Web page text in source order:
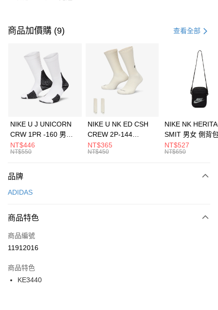
信用卡一次付款
3 期 0 利率 每期 21家銀行
合作金庫商業銀行
第一商業銀行
華南商業銀行
彰化商業銀行
上海商業儲蓄銀行
元大商業銀行
台灣樂天信用卡公司
Apple Pay
全盈+PAY
AFTEE先享後付
【關於「AFTEE先享後付」】
便利好安心！
３．安心：先確認商品／服務後，再付款。
【「AFTEE先享後付」結帳流程】
１．於結帳方式選擇「AFTEE先享後付」後，將跳轉至「AFTEE先享後付」
２．訂單成立數日內，您將收到繳費通知簡訊。
３．收到繳費通知簡訊後14天內，點擊此簡訊中的連結，可透過四大超商／
ATM／網路銀行／等多元方式進行付款，方視為交易完成。
運送方式
每筆NT$100，滿NT$1,500(含以上)免運費
宅配
每筆NT$100，滿NT$1,500(含以上)免運費
付款後門市自取
每筆NT$100，滿NT$1,500(含以上)免運費
商品加價購 (9) 查看全部
NIKE U J UNICORN
CRW 1PR -160 男女
中統襪 FZ3393100
NT$446
NT$550
NIKE U NK ED CSH
CREW 2P-144
EMBRDY 男女 短統襪
FZ3073133
NT$365
NT$450
NIKE NK
SMIT 男女 側背
BA5871010
NT$527
NT$650
品牌
ADIDAS
商品特色
商品編號
11912016
商品特色
KE3440